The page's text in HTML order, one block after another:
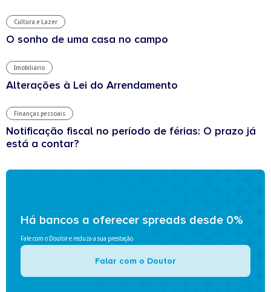
Cultura e Lazer
O sonho de uma casa no campo
Imobiliário
Alterações à Lei do Arrendamento
Finanças pessoais
Notificação fiscal no período de férias: O prazo já
está a contar?
Há bancos a oferecer spreads desde 0%
Fale com o Doutor e reduza a sua prestação
Falar com o Doutor